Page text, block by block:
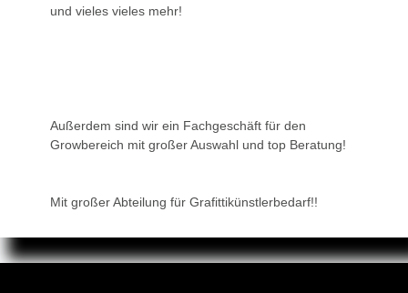
und vieles vieles mehr!
Außerdem sind wir ein Fachgeschäft für den
Growbereich mit großer Auswahl und top Beratung!
Mit großer Abteilung für Grafittikünstlerbedarf!!